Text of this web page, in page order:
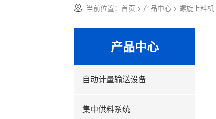
当前位置：首页 > 产品中心 > 螺旋上料机
产品中心
自动计量输送设备
集中供料系统